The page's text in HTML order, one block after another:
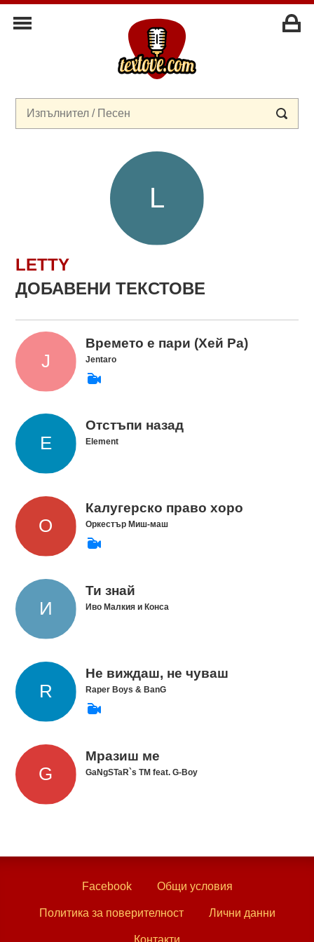
LETTY
ДОБАВЕНИ ТЕКСТОВЕ
Времето е пари (Хей Ра)
Jentaro
Отстъпи назад
Element
Калугерско право хоро
Оркестър Миш-маш
Ти знай
Иво Малкия и Конса
Не виждаш, не чуваш
Raper Boys & BanG
Мразиш ме
GaNgSTaR`s TM feat. G-Boy
Facebook Общи условия
Политика за поверителност Лични данни
Контакти